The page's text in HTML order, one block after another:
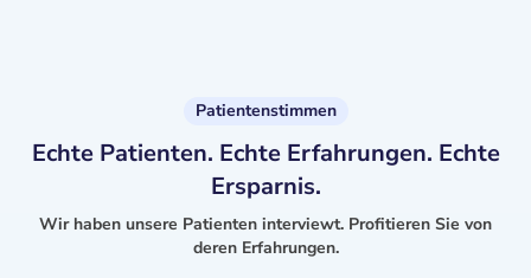
Patientenstimmen
Echte Patienten. Echte Erfahrungen. Echte
Ersparnis.
Wir haben unsere Patienten interviewt. Profitieren Sie von
deren Erfahrungen.